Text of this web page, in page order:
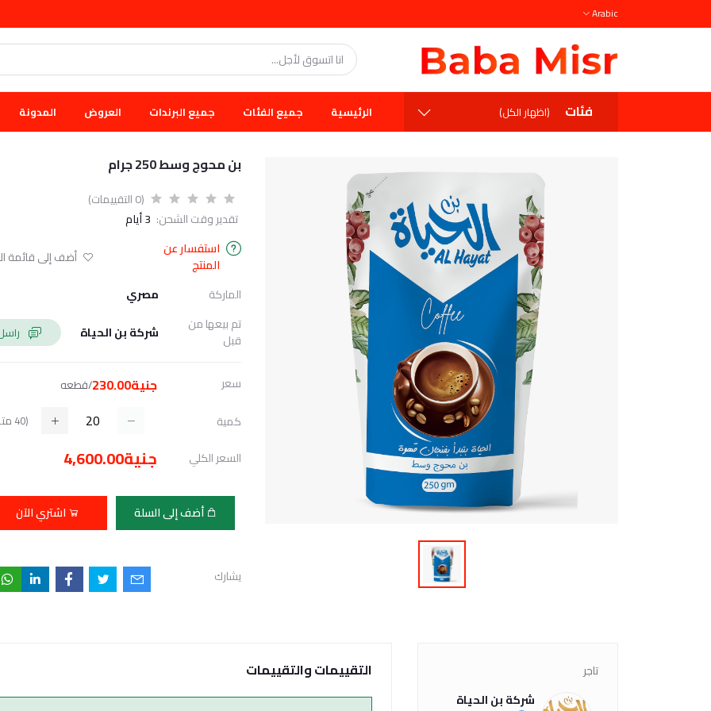
Arabic
فئات (اظهار الكل) الرئيسية جميع الفئات جميع البرندات العروض المدونة
بن محوج وسط 250 جرام
(0 التقييمات)
تقدير وقت الشحن: 3 أيام
استفسار عن
المنتج
أضف إلى قائمة
الماركة
مصري
تم بيعها من
قبل
شركة بن الحياة
سعر جنية230.00 /قطعه
كمية (
40
السعر الكلي جنية4,600.00
أضف إلى السلة اشتري الآن
يشارك
تاجر
شركة بن الحياة
التقييمات والتقييمات